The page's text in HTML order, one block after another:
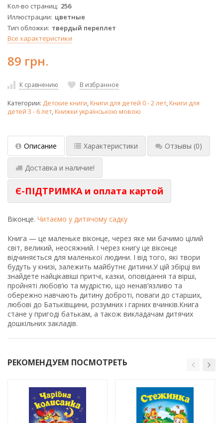
Кол-во страниц 256
Иллюстрации цветные
Тип обложки твердый переплет
Все характеристики
89 грн.
К сравнению В избранное
Категории: Детские книги,Книги для детей 0 - 2 лет,Книги для
детей 3 - 6 лет,Книжки українською мовою
Описание Характеристики Отзывы (0)
Доставка и наличие!
Є-ПІДТРИМКА и оплата картой
Віконце. Читаємо у дитячому садку
Книга — це маленьке віконце, через яке ми бачимо цілий
світ, великий, неосяжний. І через книгу це віконце
відчиняється для маленької людини. І від того, які твори
будуть у книзі, залежить майбутнє дитини.У цій збірці ви
знайдете найцікавіші притчі, казки, оповідання та вірші,
пройняті любов’ю та мудрістю, що ненав’язливо та
обережно навчають дитину доброті, поваги до старших,
любові до Батьківщини, розумних і гарних вчинків.Книга
стане у пригоді батькам, а також викладачам дитячих
дошкільних закладів.
РЕКОМЕНДУЕМ ПОСМОТРЕТЬ